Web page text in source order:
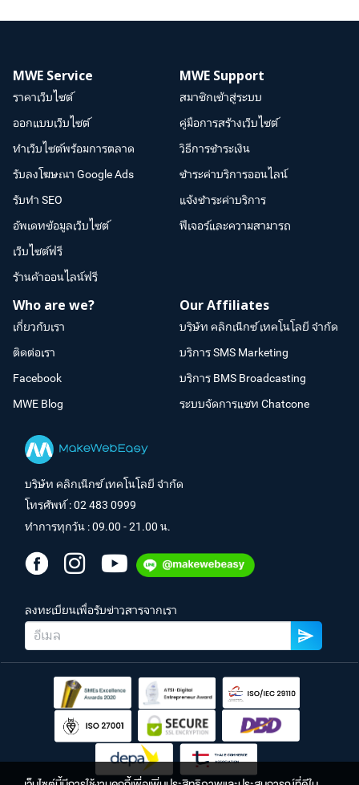
MWE Service
ราคาเว็บไซต์
ออกแบบเว็บไซต์
ทำเว็บไซต์พร้อมการตลาด
รับลงโฆษณา Google Ads
รับทำ SEO
อัพเดทข้อมูลเว็บไซต์
เว็บไซต์ฟรี
ร้านค้าออนไลน์ฟรี
MWE Support
สมาชิกเข้าสู่ระบบ
คู่มือการสร้างเว็บไซต์
วิธีการชำระเงิน
ชำระค่าบริการออนไลน์
แจ้งชำระค่าบริการ
ฟีเจอร์และความสามารถ
Who are we?
เกี่ยวกับเรา
ติดต่อเรา
Facebook
MWE Blog
Our Affiliates
บริษัท คลิกเน็กซ์ เทคโนโลยี จำกัด
บริการ SMS Marketing
บริการ BMS Broadcasting
ระบบจัดการแชท Chatcone
บริษัท คลิกเน็กซ์ เทคโนโลยี จำกัด
โทรศัพท์ :02 483 0999
ทำการทุกวัน : 09.00 - 21.00 น.
ลงทะเบียนเพื่อรับข่าวสารจากเรา